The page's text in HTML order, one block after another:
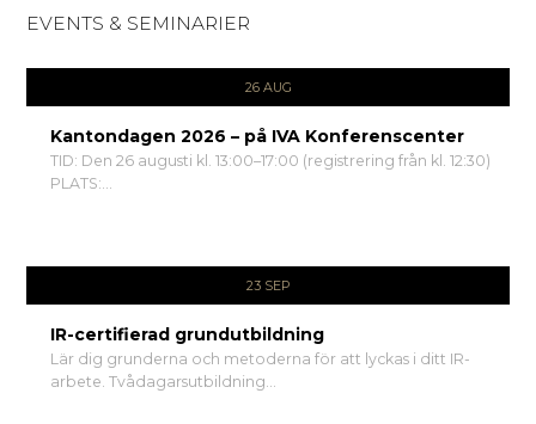
EVENTS & SEMINARIER
26 AUG
Kantondagen 2026 – på IVA Konferenscenter
TID: Den 26 augusti kl. 13:00–17:00 (registrering från kl. 12:30)
PLATS:...
23 SEP
IR-certifierad grundutbildning
Lär dig grunderna och metoderna för att lyckas i ditt IR-
arbete. Tvådagarsutbildning...